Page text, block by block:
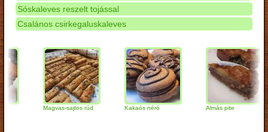
Sóskaleves reszelt tojással
Csalános csirkegaluskaleves
Magvas-sajtos rúd Kakaós néró Almás pite